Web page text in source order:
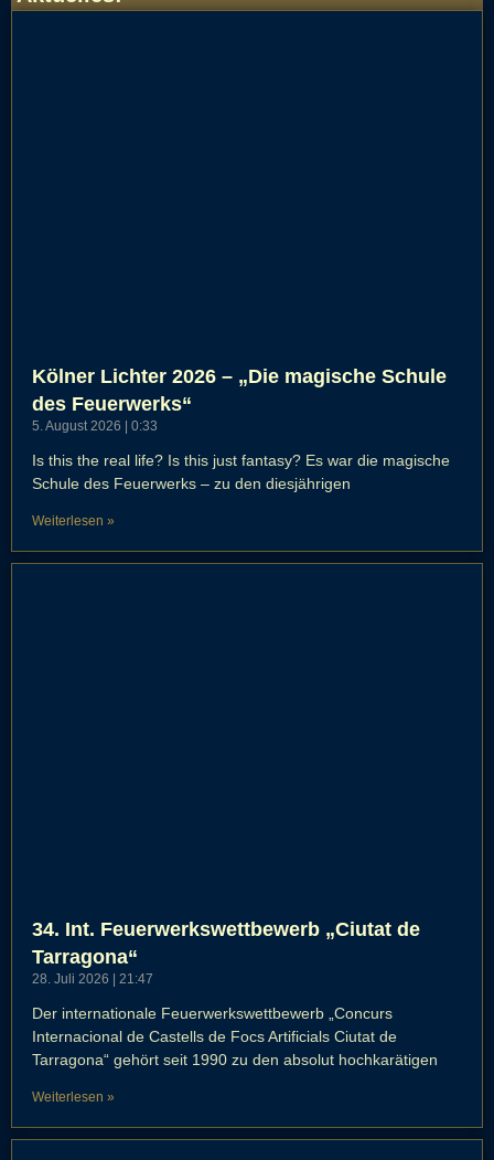
Kölner Lichter 2026 – „Die magische Schule
des Feuerwerks“
5. August 2026 0:33
Is this the real life? Is this just fantasy? Es war die magische
Schule des Feuerwerks – zu den diesjährigen
Weiterlesen »
34. Int. Feuerwerkswettbewerb „Ciutat de
Tarragona“
28. Juli 2026 21:47
Der internationale Feuerwerkswettbewerb „Concurs
Internacional de Castells de Focs Artificials Ciutat de
Tarragona“ gehört seit 1990 zu den absolut hochkarätigen
Weiterlesen »